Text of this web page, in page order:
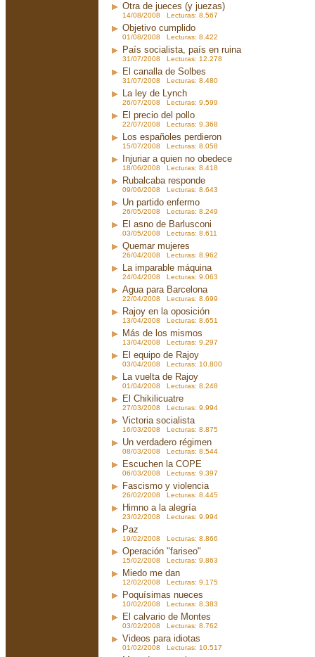
Otra de jueces (y juezas)
14/08/2008 Lecturas: 8.567
Objetivo cumplido
01/08/2008 Lecturas: 8.422
País socialista, país en ruina
31/07/2008 Lecturas: 12.278
El canalla de Solbes
31/07/2008 Lecturas: 8.480
La ley de Lynch
26/07/2008 Lecturas: 9.599
El precio del pollo
22/07/2008 Lecturas: 9.368
Los españoles perdieron
15/07/2008 Lecturas: 8.058
Injuriar a quien no obedece
18/06/2008 Lecturas: 8.418
Rubalcaba responde
09/06/2008 Lecturas: 8.643
Un partido enfermo
26/05/2008 Lecturas: 8.249
El asno de Barlusconi
03/05/2008 Lecturas: 8.611
Quemar mujeres
26/04/2008 Lecturas: 8.962
La imparable máquina
24/04/2008 Lecturas: 9.063
Agua para Barcelona
22/04/2008 Lecturas: 8.699
Rajoy en la oposición
13/04/2008 Lecturas: 8.651
Más de los mismos
13/04/2008 Lecturas: 9.297
El equipo de Rajoy
03/04/2008 Lecturas: 10.800
La vuelta de Rajoy
01/04/2008 Lecturas: 8.248
El Chikilicuatre
27/03/2008 Lecturas: 9.994
Victoria socialista
16/03/2008 Lecturas: 8.875
Un verdadero régimen
08/03/2008 Lecturas: 8.544
Escuchen la COPE
06/03/2008 Lecturas: 9.397
Fascismo y violencia
26/02/2008 Lecturas: 8.445
Himno a la alegría
23/02/2008 Lecturas: 9.994
Paz
19/02/2008 Lecturas: 8.866
Operación "fariseo"
15/02/2008 Lecturas: 9.863
Miedo me dan
12/02/2008 Lecturas: 9.175
Poquísimas nueces
10/02/2008 Lecturas: 8.383
El calvario de Montes
03/02/2008 Lecturas: 8.762
Videos para idiotas
01/02/2008 Lecturas: 10.517